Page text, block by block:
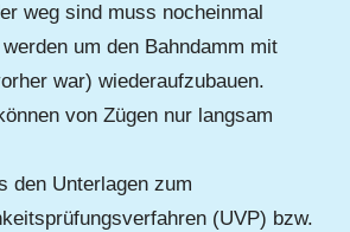
weg sind muss nocheinmal
um den Bahndamm mit
war) wiederaufzubauen.
von Zügen nur langsam
den Unterlagen zum
(UVP) bzw.